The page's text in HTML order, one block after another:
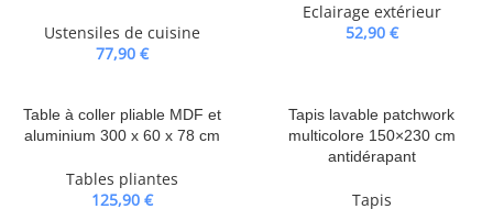
Ustensiles de cuisine
77,90 €
Eclairage extérieur
52,90 €
Table à coller pliable MDF et
aluminium 300 x 60 x 78 cm
Tables pliantes
125,90 €
Tapis lavable patchwork
multicolore 150×230 cm
antidérapant
Tapis